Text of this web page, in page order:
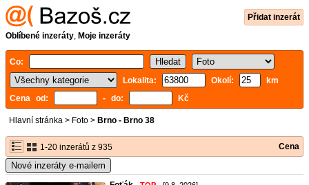
Přidat inzerát
Oblíbené inzeráty, Moje inzeráty
Co:
Lokalita:
Okolí:
km
Cena od:
- do: Kč
Hlavní stránka > Foto > Brno - Brno 38
1-20 inzerátů z 935 Cena
Nové inzeráty e-mailem